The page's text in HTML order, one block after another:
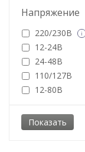
Напряжение
220/230В i
12-24В
24-48В
110/127В
12-80В